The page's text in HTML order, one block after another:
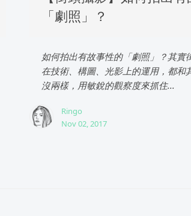
「劇照」？
如何拍出有故事性的「劇照」？其實
在技術、構圖、光影上的運用，都和
沒兩樣，用敏銳的觀察度來抓住...
Ringo
Nov 02, 2017